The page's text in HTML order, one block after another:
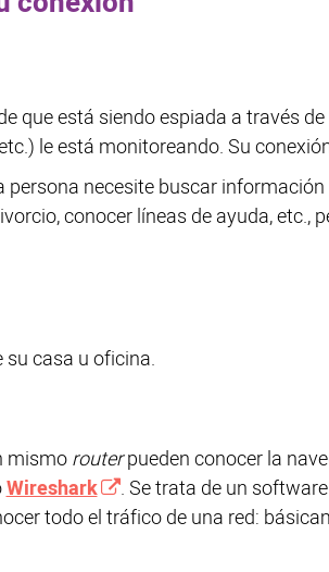
que está siendo espiada a través
le está monitoreando. Su
persona necesite buscar
conocer líneas de ayuda, etc.,
casa u oficina.
mismorouterpueden conocer la
Wireshark
. Se trata de un
todo el tráfico de una red: